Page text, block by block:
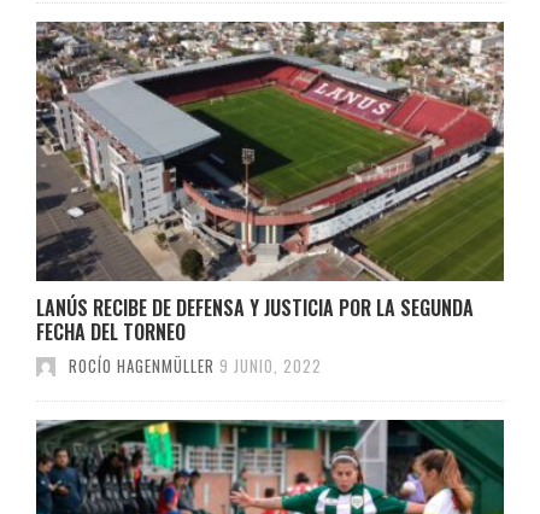
LANÚS RECIBE DE DEFENSA Y JUSTICIA POR LA SEGUNDA
FECHA DEL TORNEO
ROCÍO HAGENMÜLLER 9 JUNIO, 2022